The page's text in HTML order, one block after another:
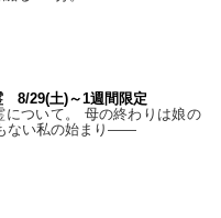
8/29(土)～1週間限定
について。 母の終わりは娘の
ない私の始まり――